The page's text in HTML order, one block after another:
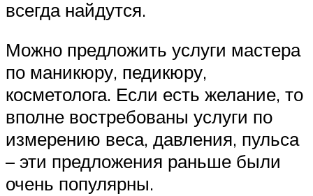
всегда найдутся.
Можно предложить услуги мастера
по маникюру, педикюру,
косметолога. Если есть желание, то
вполне востребованы услуги по
измерению веса, давления, пульса
– эти предложения раньше были
очень популярны.